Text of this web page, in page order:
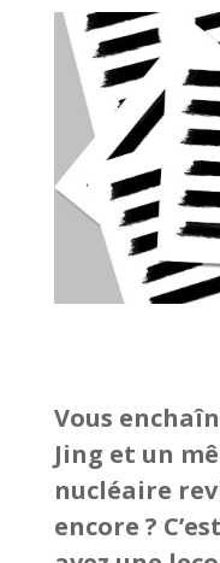
Vous
Jing et un
nucléaire
encore ?